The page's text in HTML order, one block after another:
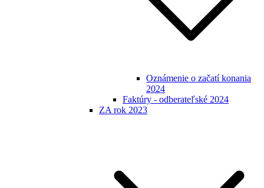
Oznámenie o začatí konania
2024
Faktúry - odberateľské 2024
ZA rok 2023